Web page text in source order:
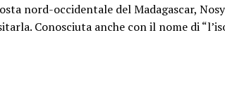
nord-occidentale del Madagascar,
Conosciuta anche con il nome di